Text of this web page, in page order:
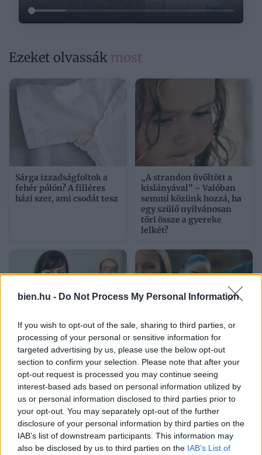
bien.hu - Do Not Process My Personal Information
If you wish to opt-out of the sale, sharing to third parties, or
processing of your personal or sensitive information for
targeted advertising by us, please use the below opt-out
section to confirm your selection. Please note that after your
opt-out request is processed you may continue seeing
interest-based ads based on personal information utilized by
us or personal information disclosed to third parties prior to
your opt-out. You may separately opt-out of the further
disclosure of your personal information by third parties on the
IAB’s list of downstream participants. This information may
also be disclosed by us to third parties on the IAB’s List of
Ezeket olvassák most
Sárga izzadságfoltok a
fehér pólón? A filléres
házi szer, ami csodát tesz
„A strandon üvöltött a
kislányával” – Valóban
semmi közünk hozzá, ha
egy szülő nyilvánosan
töri össze a gyereke
lelkét?
A férfi tőled veszi el, ami
neki nincs: legyen az
pénz, önbizalom vagy
belső béke
Mit tud a Minden
történetnek két oldala
van, a Netflix idei eddigi
legnézettebb, 104
milliószor megtekintett
sorozata?